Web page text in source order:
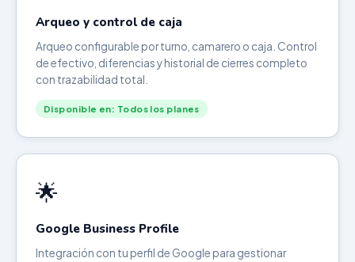
Arqueo y control de caja
Arqueo configurable por turno, camarero o caja. Control
de efectivo, diferencias y historial de cierres completo
con trazabilidad total.
Disponible en: Todos los planes
🌟
Google Business Profile
Integración con tu perfil de Google para gestionar